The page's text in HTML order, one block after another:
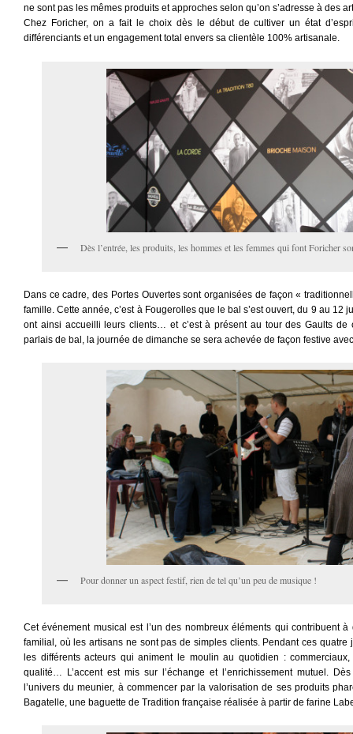
ne sont pas les mêmes produits et approches selon qu’on s’adresse à des
Chez Foricher, on a fait le choix dès le début de cultiver un état
différenciants et un engagement total envers sa clientèle 100% artisanale.
Dès l’entrée, les produits, les hommes et les femmes qui font Foricher
Dans ce cadre, des Portes Ouvertes sont organisées de façon «
famille. Cette année, c’est à Fougerolles que le bal s’est ouvert, du 9 au 12
ont ainsi accueilli leurs clients… et c’est à présent au tour des Gaults
parlais de bal, la journée de dimanche se sera achevée de façon festive
Pour donner un aspect festif, rien de tel qu’un peu de musique !
Cet événement musical est l’un des nombreux éléments qui contribuent
familial, où les artisans ne sont pas de simples clients. Pendant ces
les différents acteurs qui animent le moulin au quotidien :
qualité… L’accent est mis sur l’échange et l’enrichissement mutuel.
l’univers du meunier, à commencer par la valorisation de ses produits
Bagatelle, une baguette de Tradition française réalisée à partir de farine